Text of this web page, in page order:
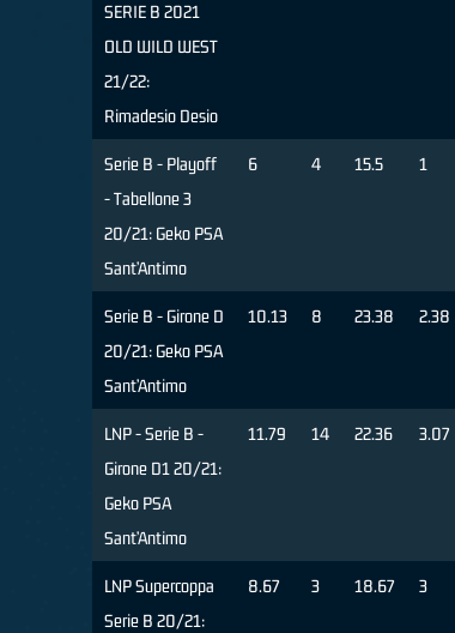
SERIE B 2021
OLD WILD WEST
21/22:
Rimadesio Desio
Serie B - Playoff
- Tabellone 3
20/21: Geko PSA
Sant’Antimo
6 4 15.5 1
Serie B - Girone D
20/21: Geko PSA
Sant’Antimo
10.13 8 23.38 2.38
LNP - Serie B -
Girone D1 20/21:
Geko PSA
Sant’Antimo
11.79 14 22.36 3.07
LNP Supercoppa
Serie B 20/21:
8.67 3 18.67 3